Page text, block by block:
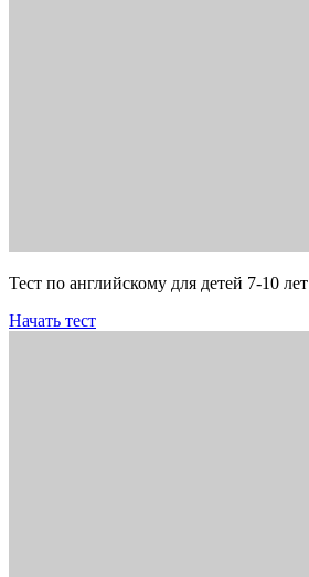
Тест по английскому для детей 7-10 лет
Начать тест